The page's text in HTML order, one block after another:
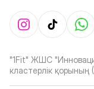
"1Fit" ЖШС
кластерлік